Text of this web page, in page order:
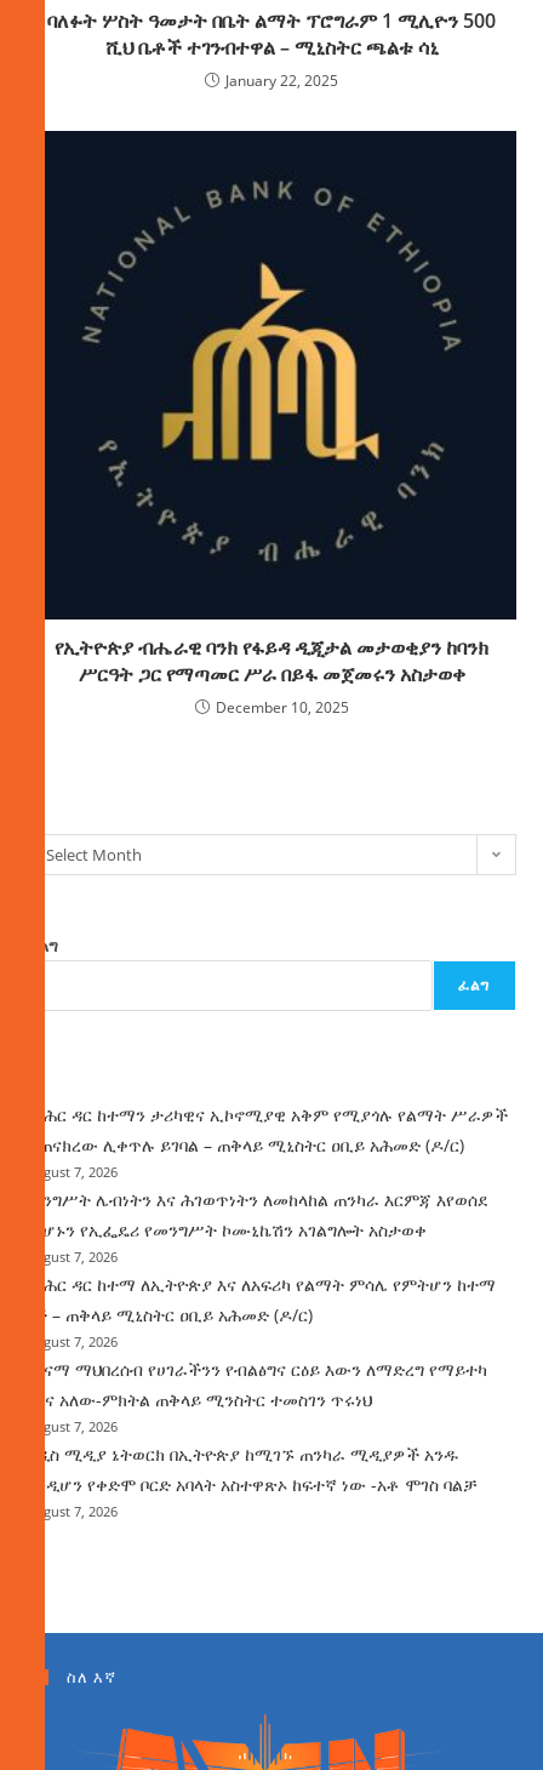
ባለፉት ሦስት ዓመታት በቤት ልማት ፕሮግራም 1 ሚሊዮን 500
ሺህ ቤቶች ተገንብተዋል – ሚኒስትር ጫልቱ ሳኒ
January 22, 2025
የኢትዮጵያ ብሔራዊ ባንክ የፋይዳ ዲጂታል መታወቂያን ከባንክ
ሥርዓት ጋር የማጣመር ሥራ በይፋ መጀመሩን አስታወቀ
December 10, 2025
Select Month
ፈልግ
ፈልግ
የባሕር ዳር ከተማን ታሪካዊና ኢኮኖሚያዊ አቅም የሚያጎሉ የልማት ሥራዎች
ተጠናክረው ሊቀጥሉ ይገባል – ጠቅላይ ሚኒስትር ዐቢይ አሕመድ (ዶ/ር)
August 7, 2026
መንግሥት ሌብነትን እና ሕገወጥነትን ለመከላከል ጠንካራ እርምጃ እየወሰደ
መሆኑን የኢፌዴሪ የመንግሥት ኮሙኒኬሽን አገልግሎት አስታወቀ
August 7, 2026
የባሕር ዳር ከተማ ለኢትዮጵያ እና ለአፍሪካ የልማት ምሳሌ የምትሆን ከተማ
ነች – ጠቅላይ ሚኒስትር ዐቢይ አሕመድ (ዶ/ር)
August 7, 2026
ጤናማ ማህበረሰብ የሀገራችንን የብልፅግና ርዕይ እውን ለማድረግ የማይተካ
ሚና አለው-ምክትል ጠቅላይ ሚንስትር ተመስገን ጥሩነህ
August 7, 2026
አዲስ ሚዲያ ኔትወርክ በኢትዮጵያ ከሚገኙ ጠንካራ ሚዲያዎች አንዱ
እንዲሆን የቀድሞ ቦርድ አባላት አስተዋጽኦ ከፍተኛ ነው -አቶ ሞገስ ባልቻ
August 7, 2026
ስለ እኛ